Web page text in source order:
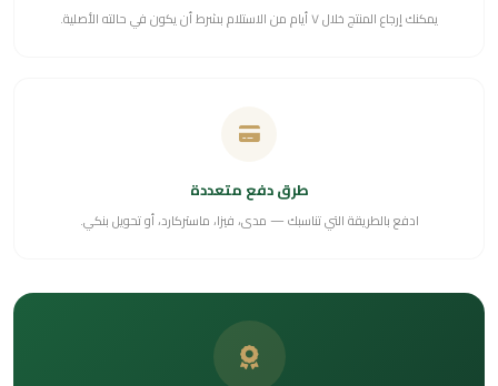
يمكنك إرجاع المنتج خلال ٧ أيام من الاستلام بشرط أن يكون في حالته الأصلية.
طرق دفع متعددة
ادفع بالطريقة التي تناسبك — مدى، فيزا، ماستركارد، أو تحويل بنكي.